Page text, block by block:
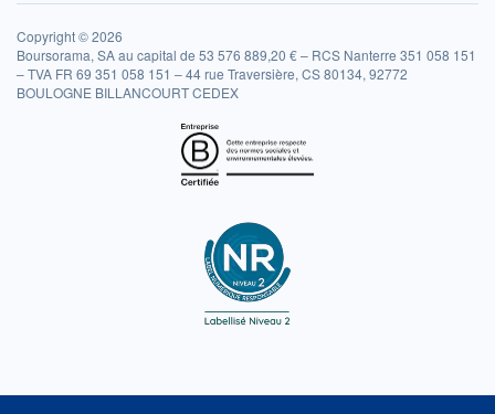
Copyright © 2026
Boursorama, SA au capital de 53 576 889,20 € – RCS Nanterre 351 058 151
– TVA FR 69 351 058 151 – 44 rue Traversière, CS 80134, 92772
BOULOGNE BILLANCOURT CEDEX